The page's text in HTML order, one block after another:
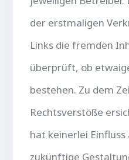
der erstmaligen
Links die fremden
überprüft, ob
bestehen. Zu dem
Rechtsverstöße
hat keinerlei
zukünftige